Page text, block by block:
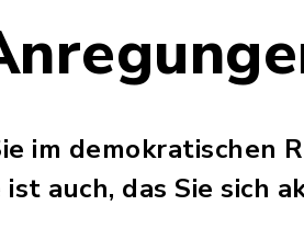
im demokratischen
auch, das Sie sich